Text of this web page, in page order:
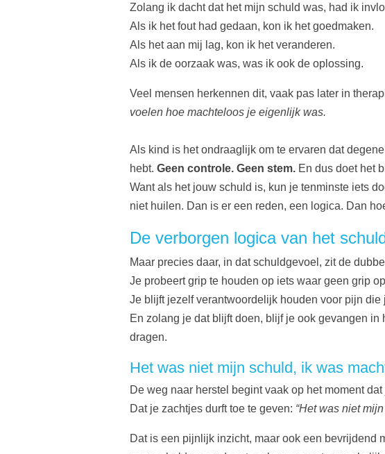
Zolang ik dacht dat het mijn schuld was, had ik
Als ik het fout had gedaan, kon ik het goedmaken.
Als het aan mij lag, kon ik het veranderen.
Als ik de oorzaak was, was ik ook de oplossing.
Veel mensen herkennen dit, vaak pas later in
voelen hoe machteloos je eigenlijk was.
Als kind is het ondraaglijk om te ervaren dat
hebt. Geen controle. Geen stem. En dus doet het
Want als het jouw schuld is, kun je tenminste iets
niet huilen. Dan is er een reden, een logica. Dan
De verborgen logica van het
Maar precies daar, in dat schuldgevoel, zit de
Je probeert grip te houden op iets waar geen grip
Je blijft jezelf verantwoordelijk houden voor pijn die
En zolang je dat blijft doen, blijf je ook gevangen
dragen.
Het was niet mijn schuld, ik was
De weg naar herstel begint vaak op het moment
Dat je zachtjes durft toe te geven: “Het was niet
Dat is een pijnlijk inzicht, maar ook een bevrijdend